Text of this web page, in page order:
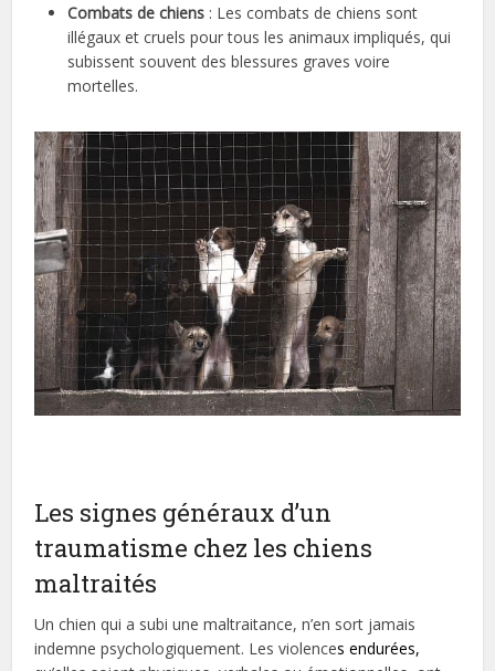
Combats de chiens : Les combats de chiens sont
illégaux et cruels pour tous les animaux impliqués, qui
subissent souvent des blessures graves voire
mortelles.
Les signes généraux d’un
traumatisme chez les chiens
maltraités
Un chien qui a subi une maltraitance, n’en sort jamais
indemne psychologiquement. Les violences endurées,